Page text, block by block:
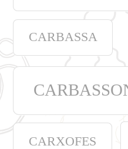
CARBASSA
CARXOFES